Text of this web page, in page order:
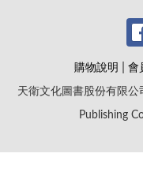
購物說明 會
天衛文化圖書股份有限
Publishing